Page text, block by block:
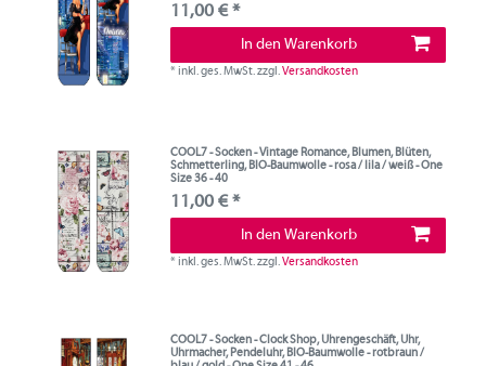
11,00 € *
In den Warenkorb
*inkl. ges. MwSt.zzgl.Versandkosten
COOL7 - Socken - Vintage Romance, Blumen, Blüten,
Schmetterling, BIO-Baumwolle - rosa / lila / weiß - One
Size 36 - 40
11,00 € *
In den Warenkorb
*inkl. ges. MwSt.zzgl.Versandkosten
COOL7 - Socken - Clock Shop, Uhrengeschäft, Uhr,
Uhrmacher, Pendeluhr, BIO-Baumwolle - rotbraun /